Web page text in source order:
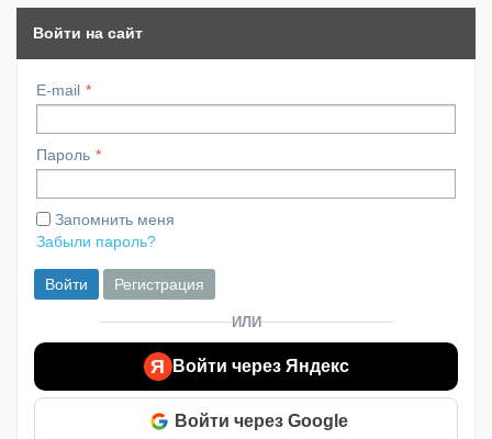
Войти на сайт
E-mail
Пароль
Запомнить меня
Забыли пароль?
Войти Регистрация
ИЛИ
Я Войти через Яндекс
Войти через Google